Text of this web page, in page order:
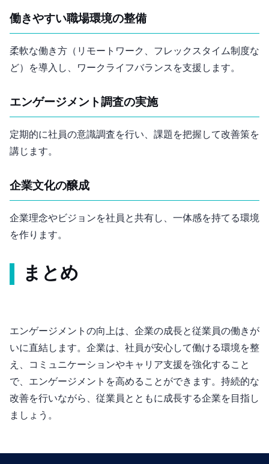
働きやすい職場環境の整備
柔軟な働き方（リモートワーク、フレックスタイム制度な
ど）を導入し、ワークライフバランスを支援します。
エンゲージメント調査の実施
定期的に社員の意識調査を行い、課題を把握して改善策を
講じます。
企業文化の醸成
企業理念やビジョンを社員と共有し、一体感を持てる環境
を作ります。
まとめ
エンゲージメントの向上は、企業の成長と従業員の働きが
いに直結します。企業は、社員が安心して働ける環境を整
え、コミュニケーションやキャリア支援を強化すること
で、エンゲージメントを高めることができます。持続的な
改善を行いながら、従業員とともに成長する企業を目指し
ましょう。